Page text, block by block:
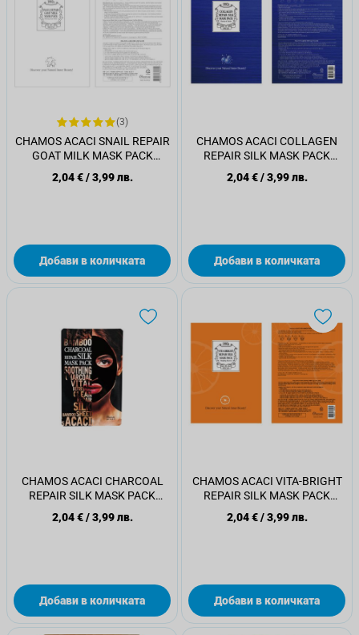
(3)
CHAMOS ACACI SNAIL REPAIR
GOAT MILK MASK PACK
2,04 €/3,99 лв.
Добави в количката
CHAMOS ACACI COLLAGEN
REPAIR SILK MASK PACK
2,04 €/3,99 лв.
Добави в количката
CHAMOS ACACI CHARCOAL
REPAIR SILK MASK PACK
2,04 €/3,99 лв.
Добави в количката
CHAMOS ACACI VITA-BRIGHT
REPAIR SILK MASK PACK
2,04 €/3,99 лв.
Добави в количката